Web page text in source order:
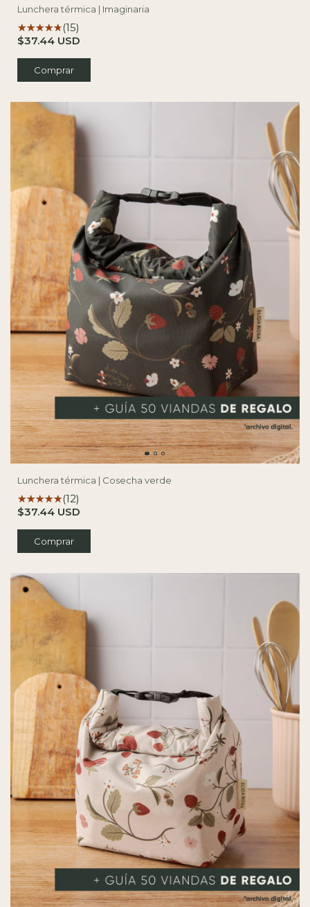
Lunchera térmica | Imaginaria
(15)
$37.44 USD
Lunchera térmica | Cosecha verde
(12)
$37.44 USD